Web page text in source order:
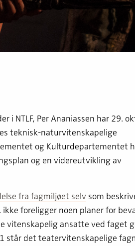
i NTLF, Per Ananiassen har 29.
teknisk-naturvitenskapelige
og Kulturdepartementet
og en videreutvikling av
fra fagmiljøet selvsom
foreligger noen planer for
vitenskapelig ansatte ved faget
står det teatervitenskapelige